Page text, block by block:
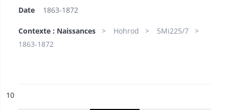
Date 1863-1872
Contexte : Naissances Hohrod
5Mi225/7
1863-1872
n°
10